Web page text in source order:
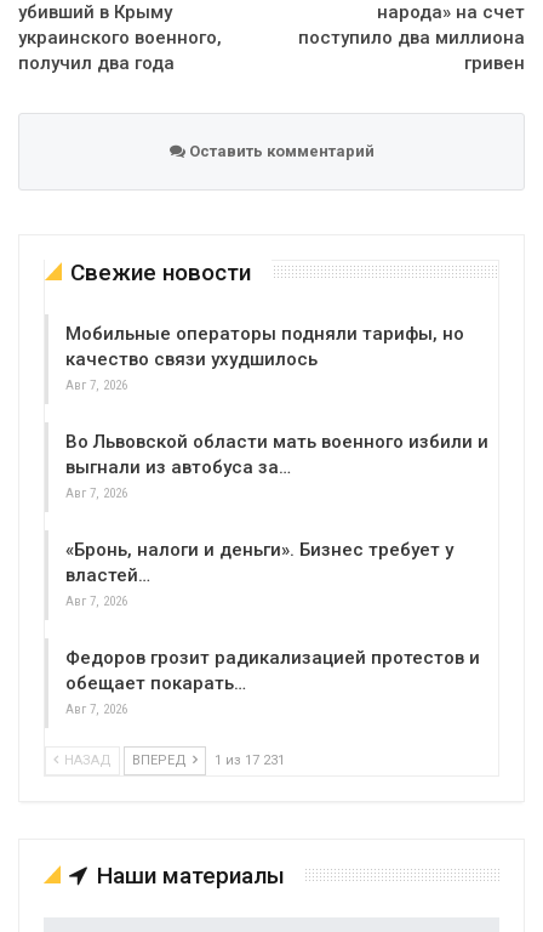
убивший в Крыму
украинского военного,
получил два года
народа» на счет
поступило два миллиона
гривен
Оставить комментарий
Свежие новости
Мобильные операторы подняли тарифы, но
качество связи ухудшилось
Авг 7, 2026
Во Львовской области мать военного избили и
выгнали из автобуса за…
Авг 7, 2026
«Бронь, налоги и деньги». Бизнес требует у
властей…
Авг 7, 2026
Федоров грозит радикализацией протестов и
обещает покарать…
Авг 7, 2026
НАЗАД ВПЕРЕД 1 из 17 231
Наши материалы